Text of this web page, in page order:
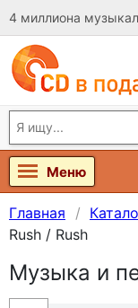
4 миллиона
Меню
Главная
Rush / Rush
Музыка и